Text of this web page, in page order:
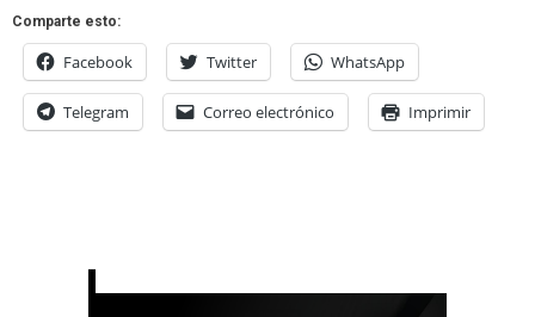
Comparte esto:
Facebook Twitter WhatsApp
Telegram Correo electrónico Imprimir